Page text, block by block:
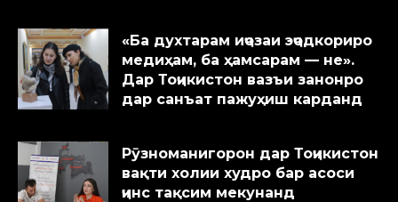
«Ба духтарам иҷозаи эҷодкориро
медиҳам, ба ҳамсарам — не».
Дар Тоҷикистон вазъи занонро
дар санъат пажуҳиш карданд
Рӯзноманигорон дар Тоҷикистон
вақти холии худро бар асоси
ҷинс тақсим мекунанд